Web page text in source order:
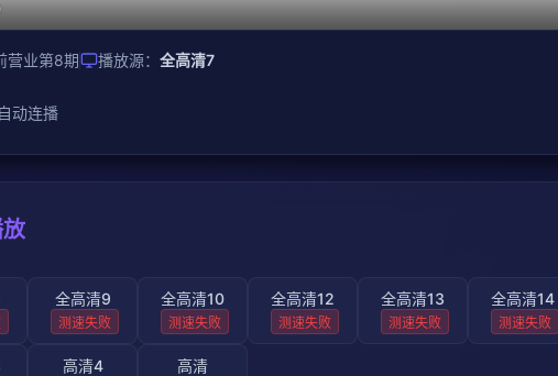
营业第8期 播放源： 全高清7
自动连播
全高清9
测速失败
全高清10
测速失败
全高清12
测速失败
全高清13
测速失败
全高清14
测速失败
高清4 高清